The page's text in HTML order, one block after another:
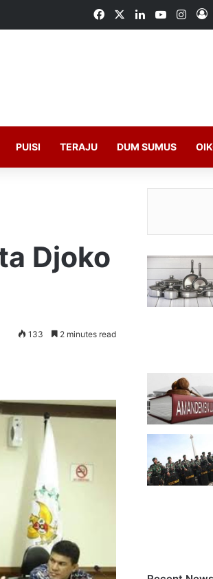
FacebookLinkedInYouTube
PUISI TERAJU DUM SUMUS
Djoko
133 2 minutes read